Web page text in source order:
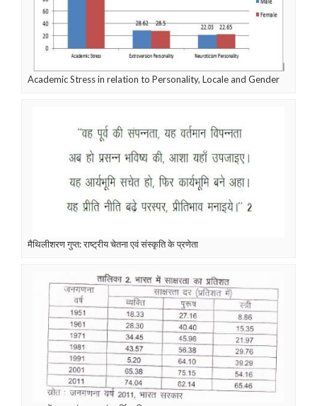
Academic Stress in relation to Personality, Locale and Gender
मैथिलीशरण गुप्त: राष्ट्रीय चेतना एवं संस्कृति के प्रणेता